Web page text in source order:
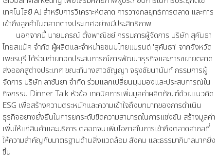
เทคโนโลยี AI สำหรับการวิเคราะห์ตลาด การวางกลยุทธ์การตลาด และการ
เข้าถึงลูกค้าในตลาดต่างประเทศอย่างมีประสิทธิภาพ
นอกจากนี้ นายปกรณ์ ตั้งพาณิชย์ กรรมการผู้จัดการ บริษัท สุคันธา
ไทยสแน็ค จำกัด ผู้ผลิตและจำหน่ายขนมไทยแบรนด์ 'สุคันธา' จากจังหวัด
เพชรบุรี ได้ร่วมถ่ายทอดประสบการณ์การพัฒนาธุรกิจและการขยายตลาด
ส่งออกสู่ต่างประเทศ ขณะที่นางสาวชัญญา จรุงชัยนานันท์ กรรมการผู้
จัดการ บริษัท ลาซันย่า จำกัด ร่วมแลกเปลี่ยนมุมมองและประสบการณ์ใน
กิจกรรม Dinner Talk หัวข้อ เทคนิคการเพิ่มมูลค่าผลิตภัณฑ์ด้วยแนวคิด
ESG เพื่อสร้างความตระหนักและความเข้าใจถึงบทบาทของการดำเนิน
ธุรกิจอย่างยั่งยืนในการยกระดับขีดความสามารถในการแข่งขัน สร้างมูลค่า
เพิ่มให้แก่สินค้าและบริการ ตลอดจนเพิ่มโอกาสในการเข้าถึงตลาดสากลที่
ให้ความสำคัญกับมาตรฐานด้านสิ่งแวดล้อม สังคม และธรรมาภิบาลมากยิ่ง
ขึ้น